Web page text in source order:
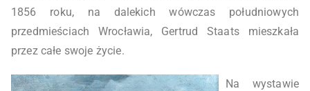
1856 roku, na dalekich wówczas południowych
przedmieściach Wrocławia, Gertrud Staats mieszkała
przez całe swoje życie.
Na wystawie